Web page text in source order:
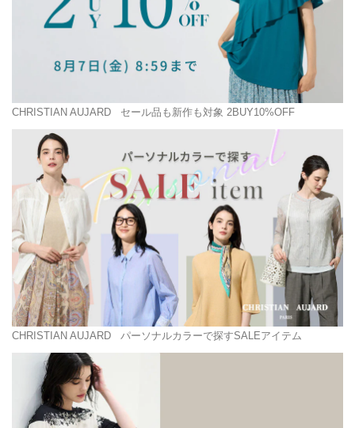
CHRISTIAN AUJARD セール品も新作も対象 2BUY10%OFF
CHRISTIAN AUJARD パーソナルカラーで探すSALEアイテム